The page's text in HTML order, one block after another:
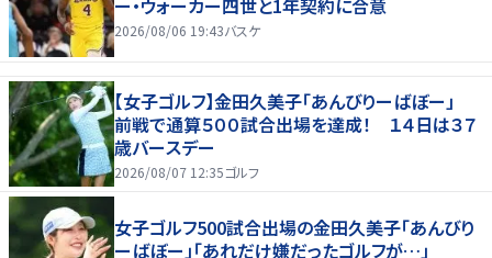
ー・ウォーカー四世と1年契約に合意
2026/08/06 19:43バスケ
【女子ゴルフ】金田久美子「あんびりーばぼー」
前戦で通算５００試合出場を達成！ １４日は３７
歳バースデー
2026/08/07 12:35ゴルフ
女子ゴルフ500試合出場の金田久美子「あんびり
ーばぼー」「あれだけ嫌だったゴルフが…」